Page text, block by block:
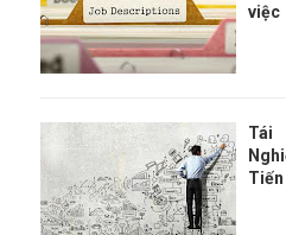
việc
Tái
Tiến